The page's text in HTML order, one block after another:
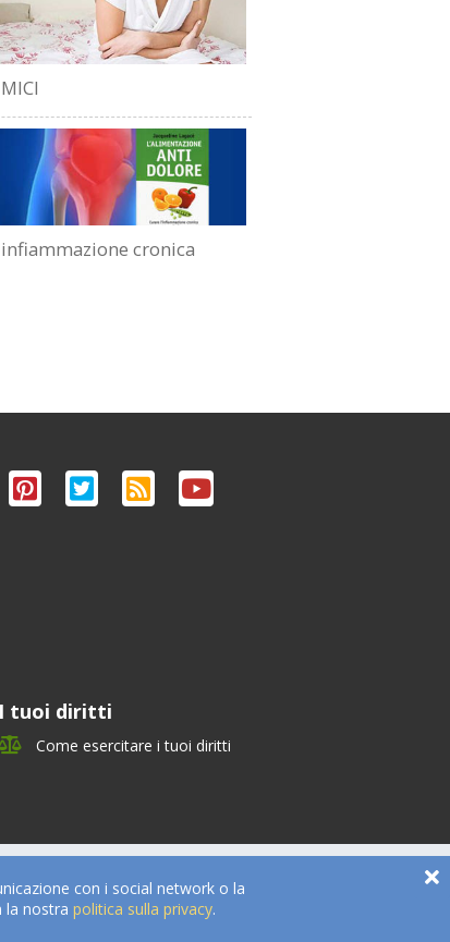
cronica
con i social network o la
la nostra politica sulla privacy.
I tuoi diritti
Come esercitare i tuoi diritti